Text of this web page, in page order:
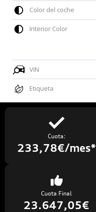
Color del coche
Interior Color
VIN
Etiqueta
Cuota:
233,78€/mes*
Cuota Final
23.647,05€